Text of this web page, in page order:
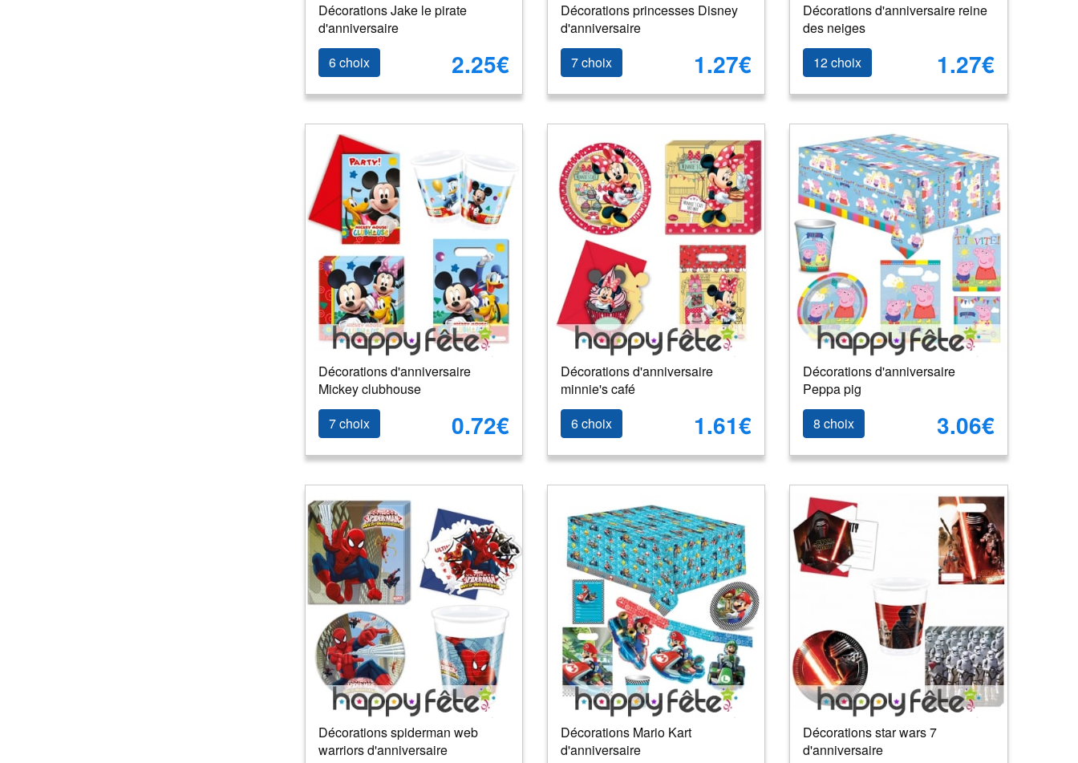
Décorations Jake le pirate
d'anniversaire
6 choix
2.25€
Décorations princesses Disney
d'anniversaire
7 choix
1.27€
Décorations d'anniversaire reine
des neiges
12 choix
1.27€
Décorations d'anniversaire
Mickey clubhouse
7 choix
0.72€
Décorations d'anniversaire
minnie's café
6 choix
1.61€
Décorations d'anniversaire
Peppa pig
8 choix
3.06€
Décorations spiderman web
warriors d'anniversaire
Décorations Mario Kart
d'anniversaire
Décorations star wars 7
d'anniversaire